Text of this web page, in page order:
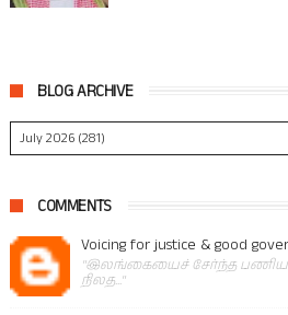
BLOG ARCHIVE
COMMENTS
Voicing for justice & good
"இலங்கையைச் சேர்ந்த
நிலத..."